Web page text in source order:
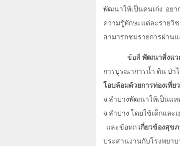
พัฒนาให้เป็นคนเก่ง อยา
ความรู้ทักษะแต่ละรายวิช
สามารถชมรายการผ่าน
ข้อสี่ พัฒนาสิ่งแว
การบูรณาการน้ำ ดิน ป่า
โอบล้อมด้วยการท่องเที่ยว
จ.ลำปางพัฒนาให้เป็นแห
จ.ลำปาง โดยใช้เด็กและ
และข้อหก เกี่ยวข้องสุข
ประสานงานกับโรงพยา